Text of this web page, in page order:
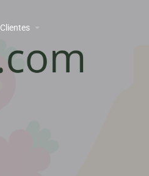
Clientes